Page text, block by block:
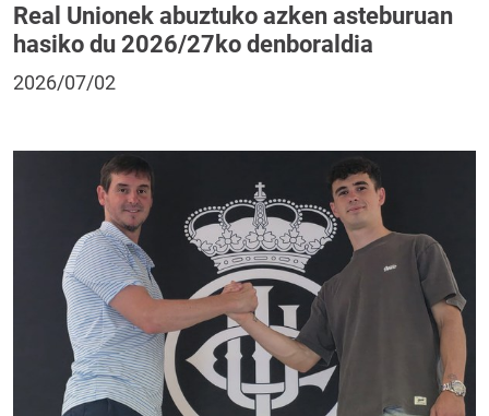
Real Unionek abuztuko azken asteburuan
hasiko du 2026/27ko denboraldia
2026/07/02